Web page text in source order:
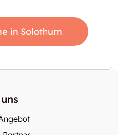
in Solothurn